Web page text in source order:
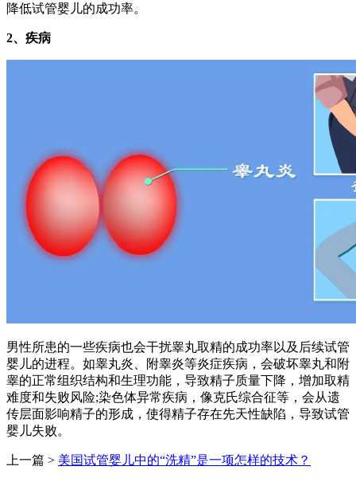
降低试管婴儿的成功率。
2、疾病
男性所患的一些疾病也会干扰睾丸取精的成功率以及后续试管
婴儿的进程。如睾丸炎、附睾炎等炎症疾病，会破坏睾丸和附
睾的正常组织结构和生理功能，导致精子质量下降，增加取精
难度和失败风险;染色体异常疾病，像克氏综合征等，会从遗
传层面影响精子的形成，使得精子存在先天性缺陷，导致试管
婴儿失败。
上一篇 > 美国试管婴儿中的“洗精”是一项怎样的技术？